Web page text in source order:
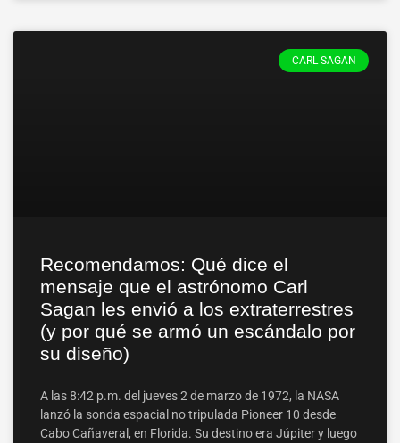
CARL SAGAN
Recomendamos: Qué dice el
mensaje que el astrónomo Carl
Sagan les envió a los extraterrestres
(y por qué se armó un escándalo por
su diseño)
A las 8:42 p.m. del jueves 2 de marzo de 1972, la NASA
lanzó la sonda espacial no tripulada Pioneer 10 desde
Cabo Cañaveral, en Florida. Su destino era Júpiter y luego